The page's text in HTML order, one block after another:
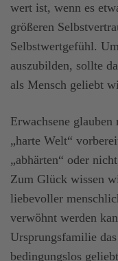
wert ist, wenn es
größeren
Selbstwertgefühl.
auszubilden, sollte
als Mensch geliebt
Erwachsene
„harte Welt“
„abhärten“ oder
Zum Glück wissen
liebevoller
verwöhnt werden
Ursprungsfamilie
bedingungslos